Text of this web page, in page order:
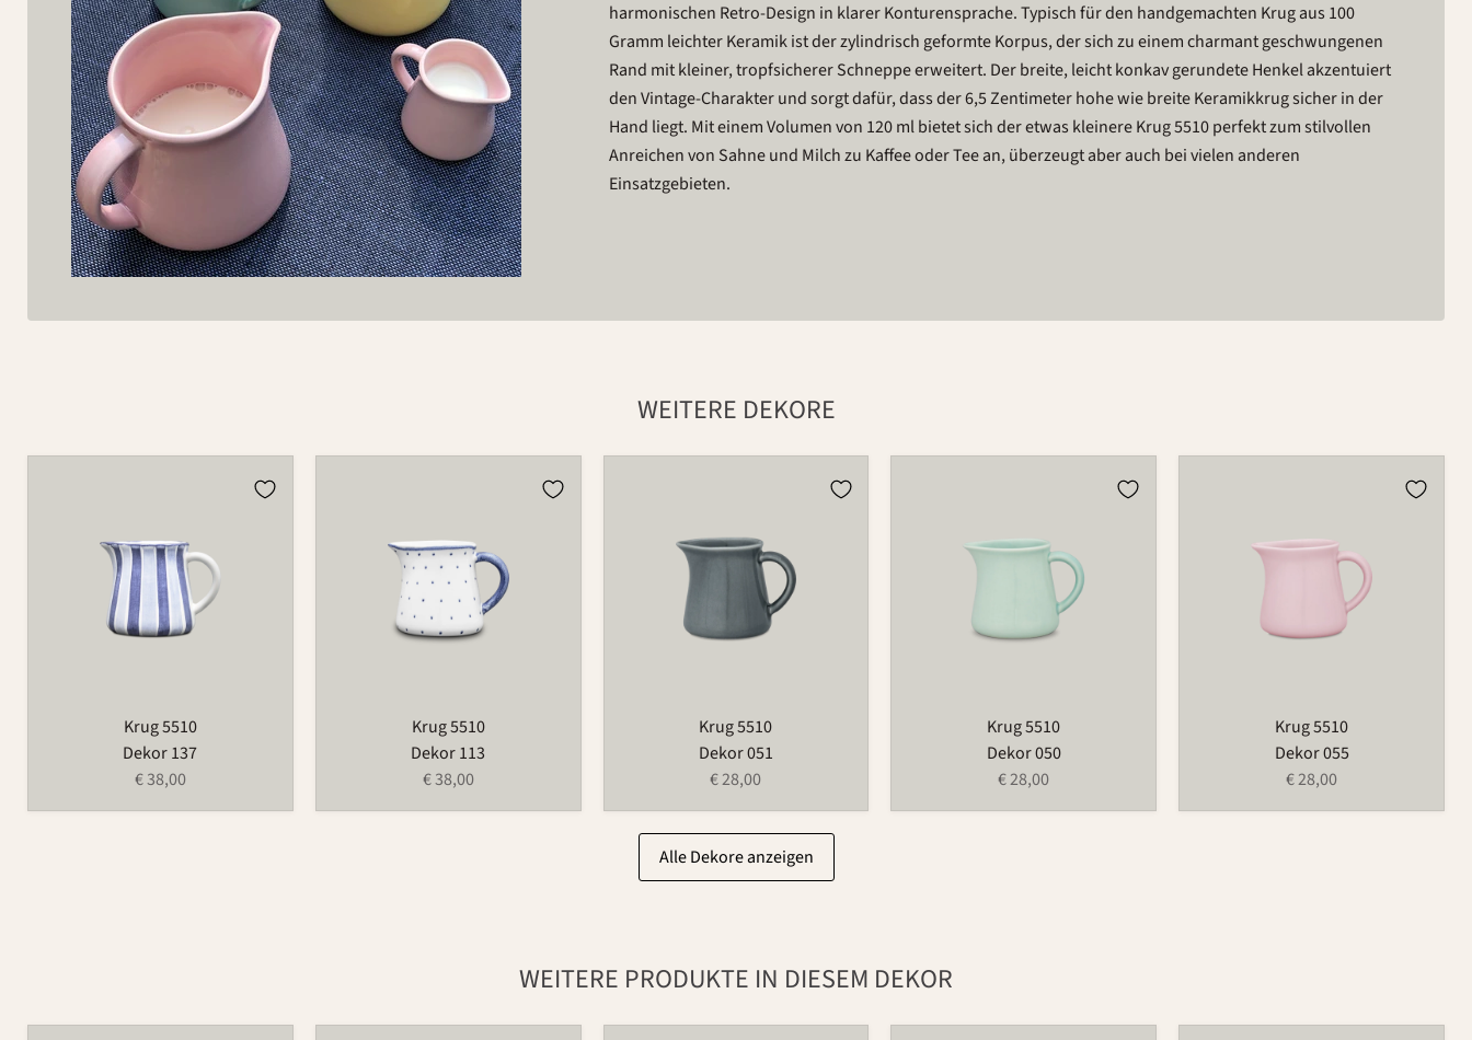
harmonischen Retro-Design in klarer Konturensprache. Typisch für den handgemachten Krug aus 100
Gramm leichter Keramik ist der zylindrisch geformte Korpus, der sich zu einem charmant geschwungenen
Rand mit kleiner, tropfsicherer Schneppe erweitert. Der breite, leicht konkav gerundete Henkel akzentuiert
den Vintage-Charakter und sorgt dafür, dass der 6,5 Zentimeter hohe wie breite Keramikkrug sicher in der
Hand liegt. Mit einem Volumen von 120 ml bietet sich der etwas kleinere Krug 5510 perfekt zum stilvollen
Anreichen von Sahne und Milch zu Kaffee oder Tee an, überzeugt aber auch bei vielen anderen
Einsatzgebieten.
WEITERE DEKORE
Krug 5510
Dekor 137
€ 38,00
Krug 5510
Dekor 113
€ 38,00
Krug 5510
Dekor 051
€ 28,00
Krug 5510
Dekor 050
€ 28,00
Krug 5510
Dekor 055
€ 28,00
Alle Dekore anzeigen
WEITERE PRODUKTE IN DIESEM DEKOR